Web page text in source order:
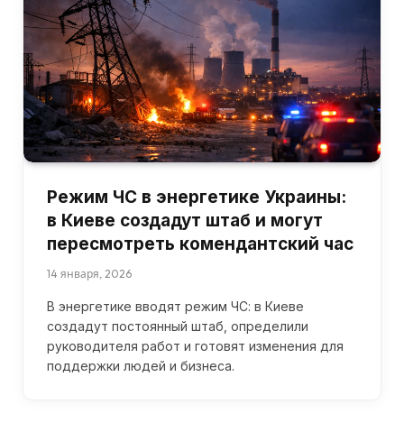
Режим ЧС в энергетике Украины:
в Киеве создадут штаб и могут
пересмотреть комендантский час
14 января, 2026
В энергетике вводят режим ЧС: в Киеве
создадут постоянный штаб, определили
руководителя работ и готовят изменения для
поддержки людей и бизнеса.